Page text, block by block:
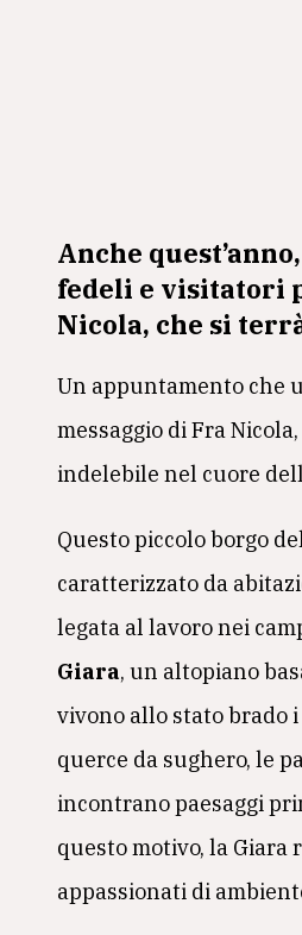
Anche quest’anno,
fedeli e visitatori
Nicola, che si
Un appuntamento che
messaggio di Fra
indelebile nel cuore
Questo piccolo borgo
caratterizzato da
legata al lavoro nei
Giara, un altopiano
vivono allo stato brado
querce da sughero, le
incontrano paesaggi
questo motivo, la Giara
appassionati di